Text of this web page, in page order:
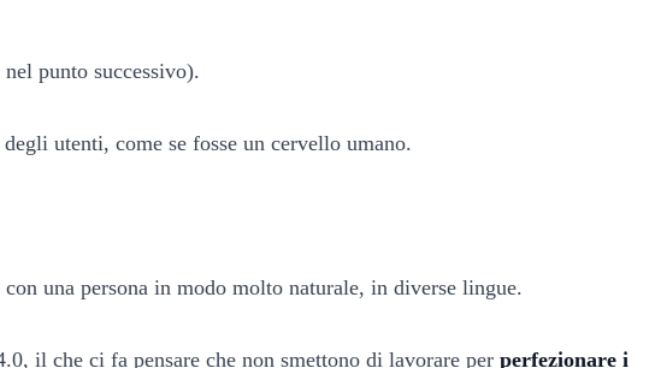
punto successivo).
utenti, come se fosse un cervello umano.
una persona in modo molto naturale, in diverse lingue.
il che ci fa pensare che non smettono di lavorare per perfezionare i